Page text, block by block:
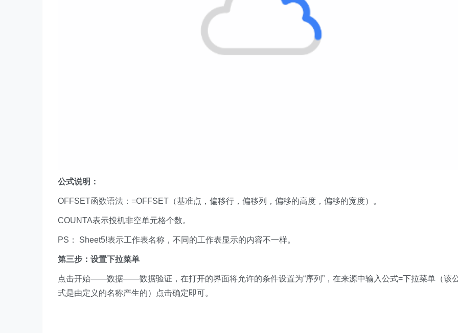
公式说明：
OFFSET函数语法：=OFFSET（基准点，偏移行，偏移列，偏移的高度，偏移的宽度）。
COUNTA表示投机非空单元格个数。
PS： Sheet5!表示工作表名称，不同的工作表显示的内容不一样。
第三步： 设置下拉菜单
点击开始——数据——数据验证，在打开的界面将允许的条件设置为“序列”，在来源中输入公式=下拉菜单（该
式是由定义的名称产生的）点击确定即可。